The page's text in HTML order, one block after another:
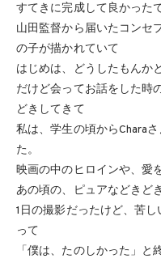
すてきに完成して良かった
山田監督から届いたコンセ
の子が描かれていて
はじめは、どうしたもんか
だけど会ってお話をした時
どきしてきて
私は、学生の頃からChara
た。
映画の中のヒロインや、愛
あの頃の、ピュアなどきど
1日の撮影だったけど、苦
って
「僕は、たのしかった」と